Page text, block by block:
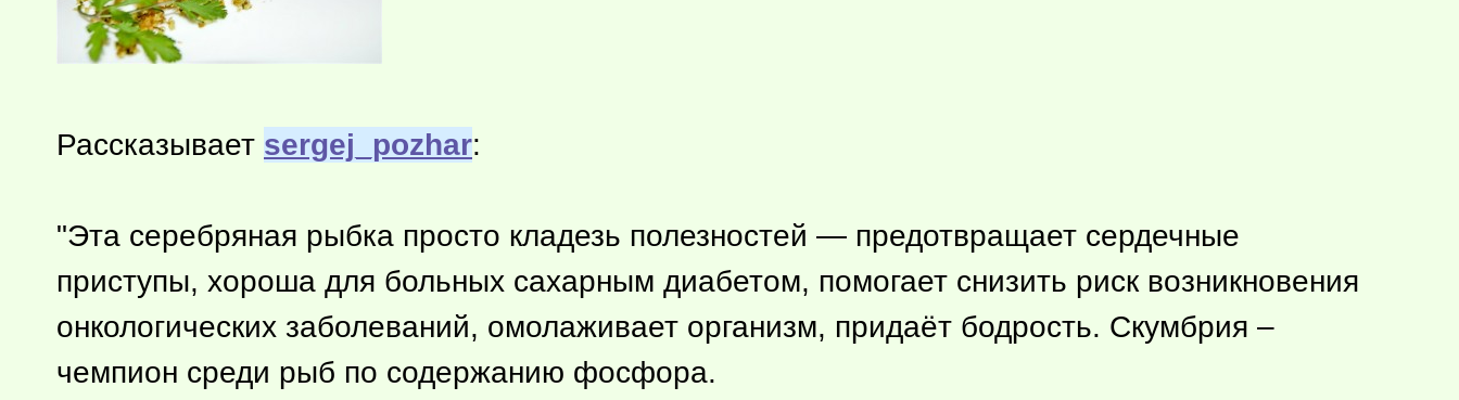
Рассказывает sergej_pozhar:
"Эта серебряная рыбка просто кладезь полезностей — предотвращает сердечные
приступы, хороша для больных сахарным диабетом, помогает снизить риск возникновения
онкологических заболеваний, омолаживает организм, придаёт бодрость. Скумбрия –
чемпион среди рыб по содержанию фосфора.